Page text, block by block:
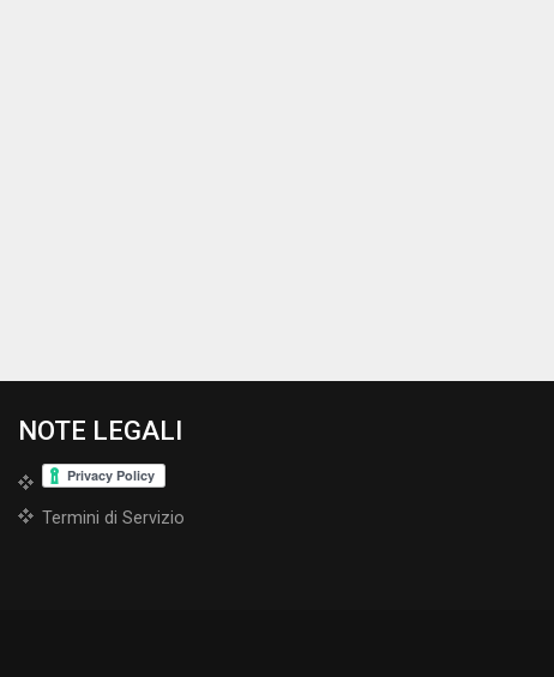
NOTE LEGALI
Termini di Servizio